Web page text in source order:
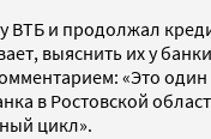
ВТБ и продолжал
выяснить их у
«Это
в Ростовской
цикл».